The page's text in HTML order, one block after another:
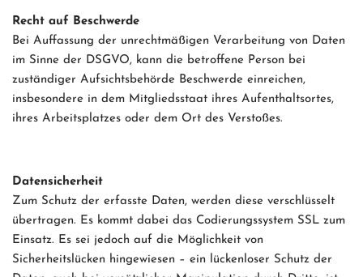
Recht auf Beschwerde
Bei Auffassung der unrechtmäßigen Verarbeitung von Daten
im Sinne der DSGVO, kann die betroffene Person bei
zuständiger Aufsichtsbehörde Beschwerde einreichen,
insbesondere in dem Mitgliedsstaat ihres Aufenthaltsortes,
ihres Arbeitsplatzes oder dem Ort des Verstoßes.
Datensicherheit
Zum Schutz der erfasste Daten, werden diese verschlüsselt
übertragen. Es kommt dabei das Codierungssystem SSL zum
Einsatz. Es sei jedoch auf die Möglichkeit von
Sicherheitslücken hingewiesen – ein lückenloser Schutz der